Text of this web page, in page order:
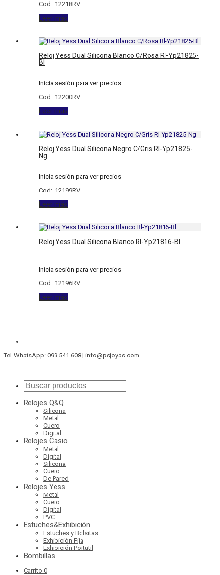
Cod: 12218RV
Leer más
Reloj Yess Dual Silicona Blanco C/Rosa Rl-Yp21825-
Bl
Inicia sesión para ver precios
Cod: 12200RV
Leer más
Reloj Yess Dual Silicona Negro C/Gris Rl-Yp21825-
Ng
Inicia sesión para ver precios
Cod: 12199RV
Leer más
Reloj Yess Dual Silicona Blanco Rl-Yp21816-Bl
Inicia sesión para ver precios
Cod: 12196RV
Leer más
Tel-WhatsApp: 099 541 608 | info@psjoyas.com
Relojes Q&Q
Silicona
Metal
Cuero
Digital
Relojes Casio
Metal
Digital
Silicona
Cuero
De Pared
Relojes Yess
Metal
Cuero
Digital
PVC
Estuches&Exhibición
Estuches y Bolsitas
Exhibición Fija
Exhibición Portatil
Bombillas
Carrito 0